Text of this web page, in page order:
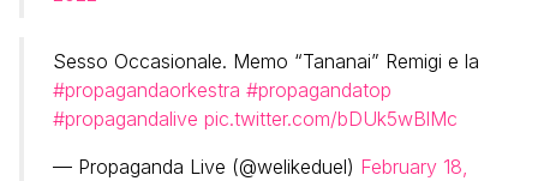
Sesso Occasionale. Memo “Tananai” Remigi e la
#propagandaorkestra #propagandatop
#propagandalive pic.twitter.com/bDUk5wBlMc
— Propaganda Live (@welikeduel) February 18,